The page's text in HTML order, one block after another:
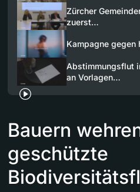
Zürcher
zuerst…
Kampagne gegen
Abstimmungsflut
an Vorlagen…
Bauern
geschützte